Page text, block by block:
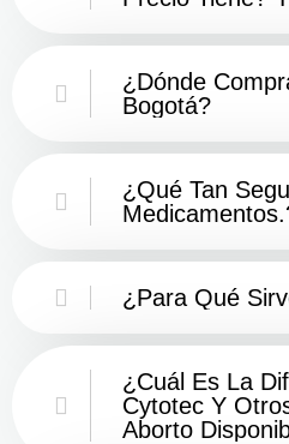
¿Dónde
Bogotá?
¿Qué Tan
¿Para Qué
¿Cuál Es La
Cytotec Y
Aborto